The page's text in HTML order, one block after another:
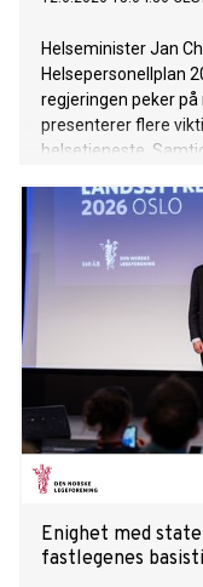
Helseminister Jan
Helsepersonellplan
regjeringen peker
presenterer flere
helsetjeneste.
kapasitet.
Enighet med
fastlegenes